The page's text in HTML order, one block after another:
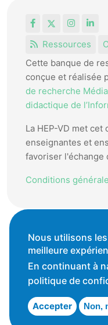
Facebook
Ressources
Cette banque de
conçue et réalisée
de recherche
didactique de
La HEP-VD met
enseignantes et
favoriser l'échange
Conditions
Nous utilisons
meilleure
En continuant à
politique de
Accepter Non,